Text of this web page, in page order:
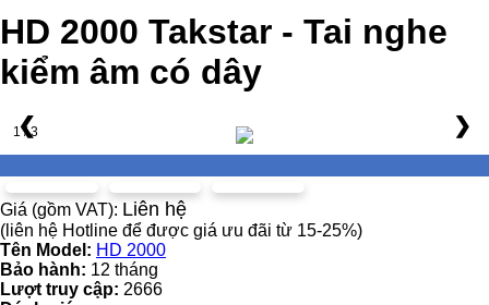
HD 2000 Takstar - Tai nghe
kiểm âm có dây
1 / 3
❮ ❯
Giá (gồm VAT): Liên hệ
(liên hệ Hotline để được giá ưu đãi từ 15-25%)
Tên Model: HD 2000
Bảo hành: 12 tháng
Lượt truy cập: 2666